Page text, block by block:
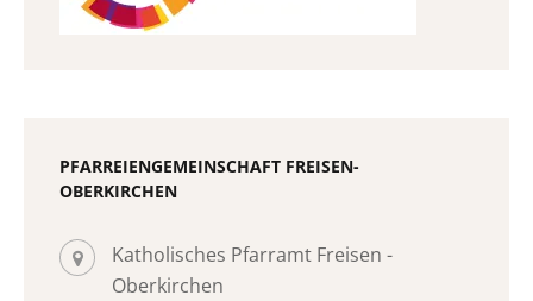
PFARREIENGEMEINSCHAFT FREISEN-
OBERKIRCHEN
Katholisches Pfarramt Freisen -
Oberkirchen